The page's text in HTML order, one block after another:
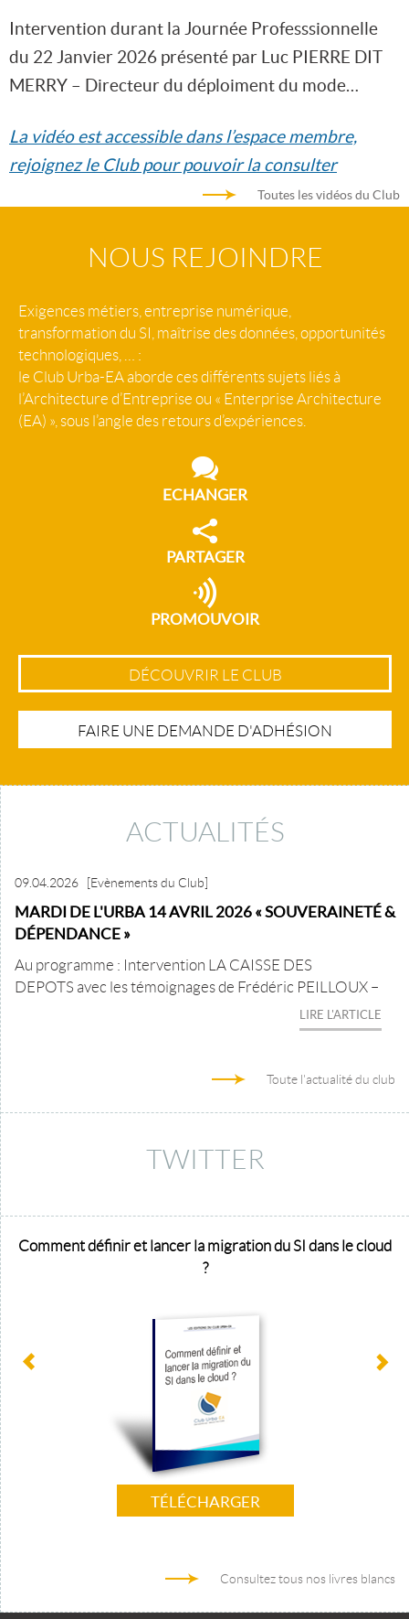
Intervention durant la Journée Professsionnelle
du 22 Janvier 2026 présenté par Luc PIERRE DIT
MERRY – Directeur du déploiment du mode…
La vidéo est accessible dans l’espace membre,
rejoignez le Club pour pouvoir la consulter
Toutes les vidéos du Club
NOUS REJOINDRE
Exigences métiers, entreprise numérique,
transformation du SI, maîtrise des données, opportunités
technologiques, … :
le Club Urba-EA aborde ces différents sujets liés à
l’Architecture d’Entreprise ou « Enterprise Architecture
(EA) », sous l’angle des retours d’expériences.
ECHANGER
PARTAGER
PROMOUVOIR
DÉCOUVRIR LE CLUB
FAIRE UNE DEMANDE D'ADHÉSION
ACTUALITÉS
09.04.2026 [Evènements du Club]
MARDI DE L'URBA 14 AVRIL 2026 « SOUVERAINETÉ &
DÉPENDANCE »
Au programme : Intervention LA CAISSE DES
DEPOTS avec les témoignages de Frédéric PEILLOUX –
LIRE L'ARTICLE
Toute l'actualité du club
TWITTER
Comment définir et lancer la migration du SI dans le cloud
?
TÉLÉCHARGER
Consultez tous nos livres blancs